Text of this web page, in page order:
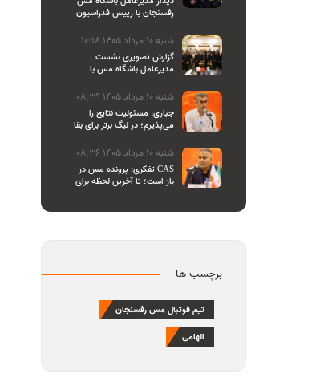
رفسنجان با رییس فدراسیون
شنبه 10 مرداد 1405 10:18
گزارش تصویری نشست
مدیرعامل باشگاه مس با
شنبه 10 مرداد 1405 08:39
جباری: مسئولیت نتایج را
می‌پذیرم؛ در لیگ برتر برای بقا
می‌جنگیم
شنبه 10 مرداد 1405 08:36
تفکری: پرونده مس در CAS
باز است؛ تا آخرین لحظه برای
برچسب ها
تیم فوتبال مس رفسنجان
الهامی